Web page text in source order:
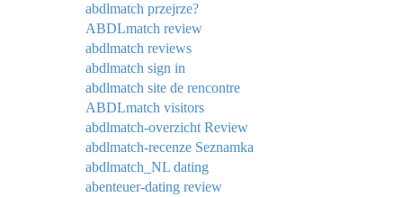
abdlmatch przejrze?
ABDLmatch review
abdlmatch reviews
abdlmatch sign in
abdlmatch site de rencontre
ABDLmatch visitors
abdlmatch-overzicht Review
abdlmatch-recenze Seznamka
abdlmatch_NL dating
abenteuer-dating review